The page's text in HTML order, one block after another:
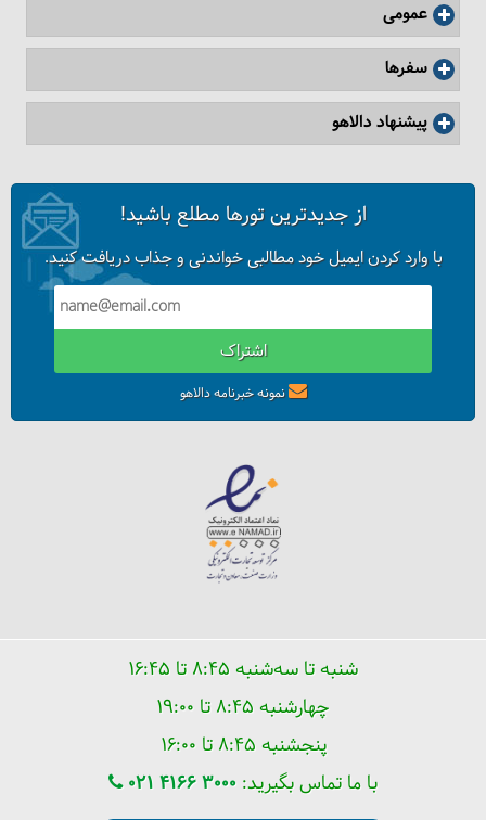
عمومی
سفرها
پیشنهاد دالاهو
از جدیدترین تورها مطلع باشید!
با وارد کردن ایمیل خود مطالبی خواندنی و جذاب دریافت کنید.
اشتراک
نمونه خبرنامه دالاهو
شنبه تا سه‌شنبه ۸:۴۵ تا ۱۶:۴۵
چهارشنبه ۸:۴۵ تا ۱۹:۰۰
پنجشنبه ۸:۴۵ تا ۱۶:۰۰
با ما تماس بگیرید: 021 4166 3000